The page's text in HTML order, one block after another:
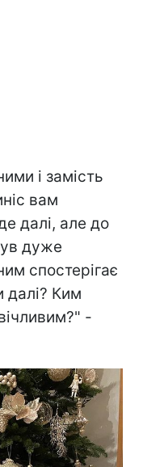
і замість
вам
далі, але до
дуже
спостерігає
далі? Ким
-